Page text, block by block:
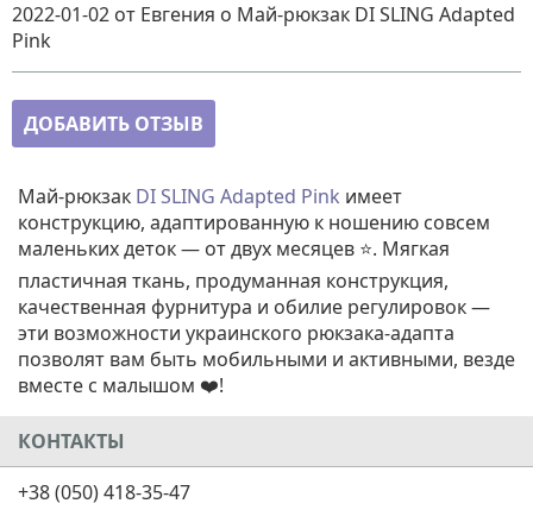
2022-01-02 от Евгения о Май-рюкзак DI SLING Adapted
Pink
ДОБАВИТЬ ОТЗЫВ
Май-рюкзак DI SLING Adapted Pink имеет
конструкцию, адаптированную к ношению совсем
маленьких деток — от двух месяцев ⭐. Мягкая
пластичная ткань, продуманная конструкция,
качественная фурнитура и обилие регулировок —
эти возможности украинского рюкзака-адапта
позволят вам быть мобильными и активными, везде
вместе с малышом ❤️!
КОНТАКТЫ
+38 (050) 418-35-47